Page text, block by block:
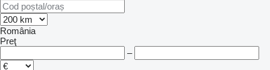
România
Preţ
–